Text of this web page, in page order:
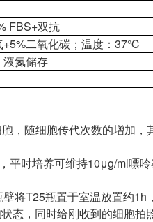
FBS+双抗
+5%二氧化碳；温度：37℃
氮储存
，随细胞传代次数的增加
平时培养可维持10μg/ml嘌
将T25瓶置于室温放置约
态，同时给刚收到的细胞